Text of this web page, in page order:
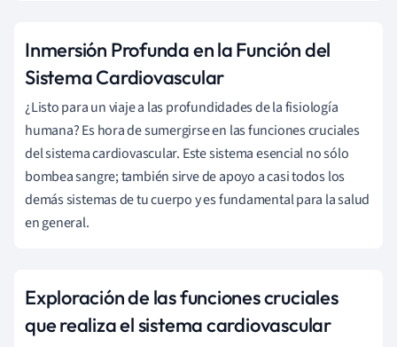
Inmersión Profunda en la Función del
Sistema Cardiovascular
¿Listo para un viaje a las profundidades de la fisiología
humana? Es hora de sumergirse en las funciones cruciales
del sistema cardiovascular. Este sistema esencial no sólo
bombea sangre; también sirve de apoyo a casi todos los
demás sistemas de tu cuerpo y es fundamental para la salud
en general.
Exploración de las funciones cruciales
que realiza el sistema cardiovascular